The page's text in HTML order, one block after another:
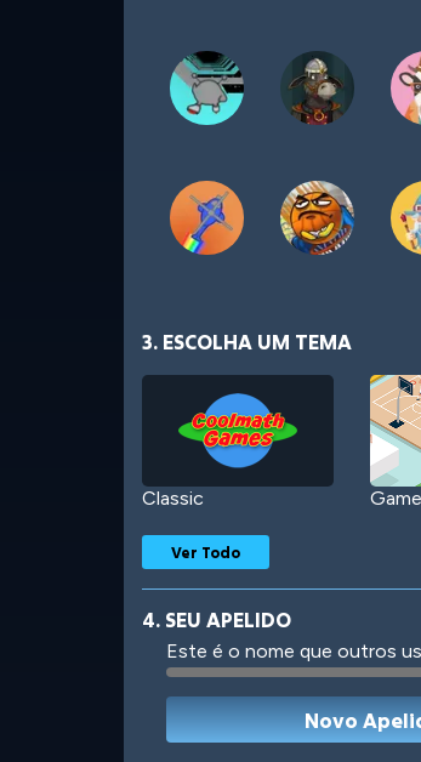
3. ESCOLHA UM TEMA
Classic
Robotic
Ver Todo
4. SEU APELIDO
Este é o nome que outros